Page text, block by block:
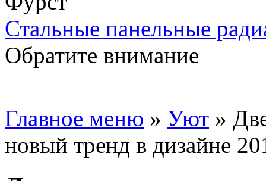
Стальные панельные
Обратите внимание
Главное меню » Уют »
новый тренд в дизайне